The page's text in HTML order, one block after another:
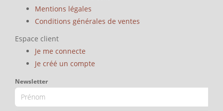
Mentions légales
Conditions générales de ventes
Espace client
Je me connecte
Je créé un compte
Newsletter